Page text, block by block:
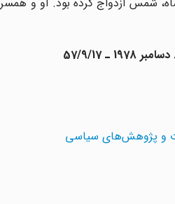
17
و پژوهش‌های سیاسی